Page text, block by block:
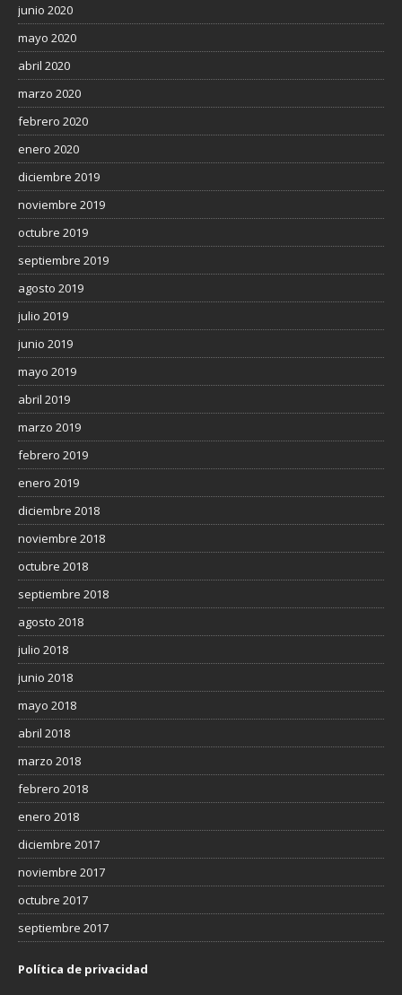
junio 2020
mayo 2020
abril 2020
marzo 2020
febrero 2020
enero 2020
diciembre 2019
noviembre 2019
octubre 2019
septiembre 2019
agosto 2019
julio 2019
junio 2019
mayo 2019
abril 2019
marzo 2019
febrero 2019
enero 2019
diciembre 2018
noviembre 2018
octubre 2018
septiembre 2018
agosto 2018
julio 2018
junio 2018
mayo 2018
abril 2018
marzo 2018
febrero 2018
enero 2018
diciembre 2017
noviembre 2017
octubre 2017
septiembre 2017
Política de privacidad